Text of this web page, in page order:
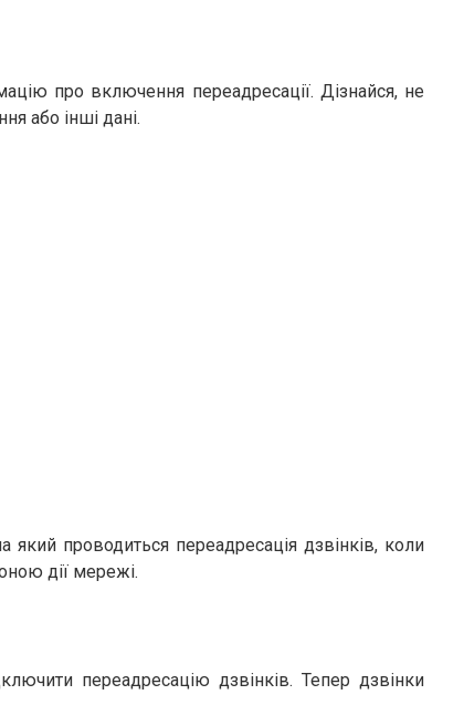
про включення переадресації. Дізнайся, не
або інші дані.
проводиться переадресація дзвінків, коли
дії мережі.
переадресацію дзвінків. Тепер дзвінки